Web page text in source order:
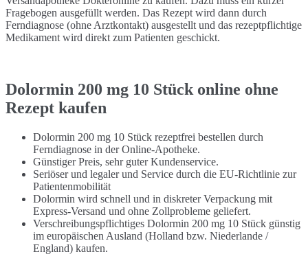
Fragebogen ausgefüllt werden. Das Rezept wird dann durch
Ferndiagnose (ohne Arztkontakt) ausgestellt und das rezeptpflichtige
Medikament wird direkt zum Patienten geschickt.
Dolormin 200 mg 10 Stück online ohne
Rezept kaufen
Dolormin 200 mg 10 Stück rezeptfrei bestellen durch
Ferndiagnose in der Online-Apotheke.
Günstiger Preis, sehr guter Kundenservice.
Seriöser und legaler und Service durch die EU-Richtlinie zur
Patientenmobilität
Dolormin wird schnell und in diskreter Verpackung mit
Express-Versand und ohne Zollprobleme geliefert.
Verschreibungspflichtiges Dolormin 200 mg 10 Stück günstig
im europäischen Ausland (Holland bzw. Niederlande /
England) kaufen.